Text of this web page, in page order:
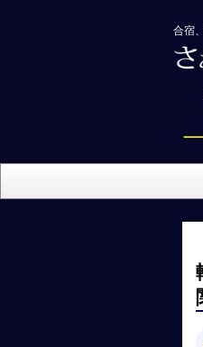
合宿